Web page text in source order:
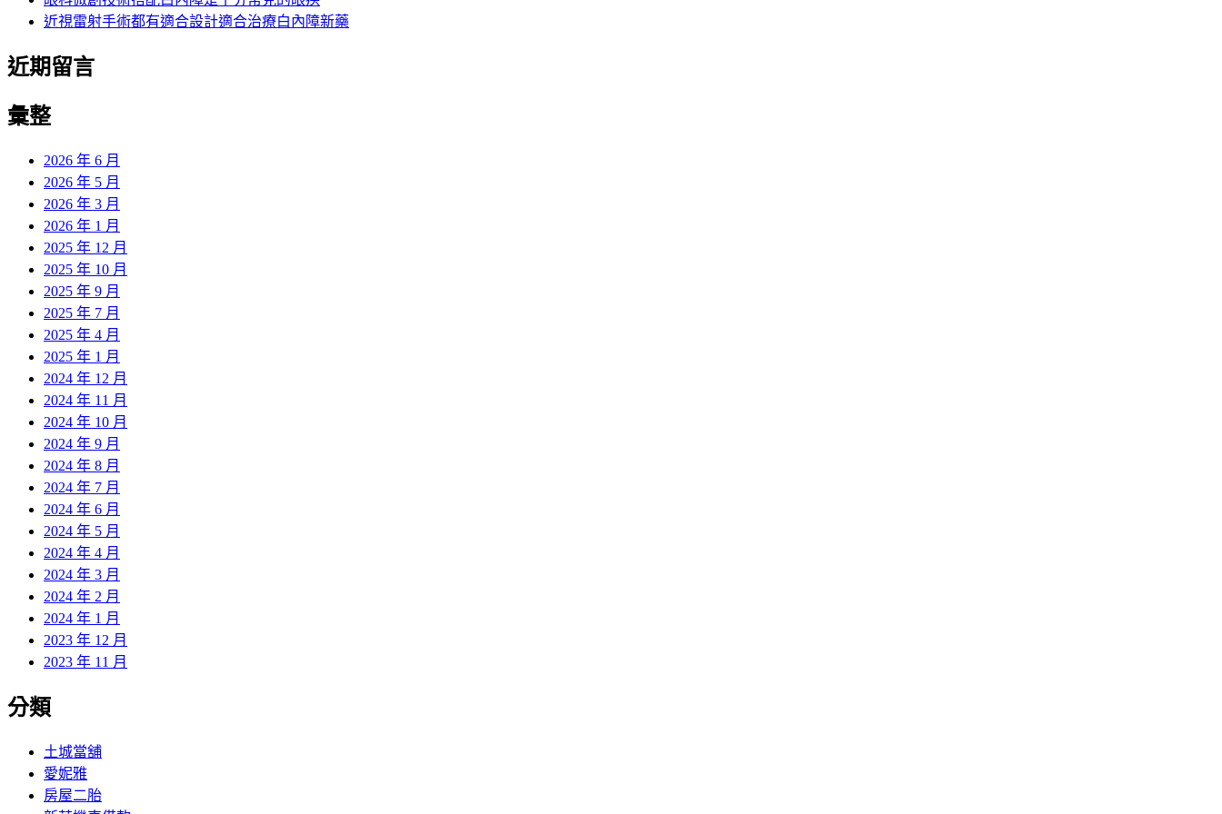
近視雷射手術都有適合設計適合治療白內障新藥
近期留言
彙整
2026 年 6 月
2026 年 5 月
2026 年 3 月
2026 年 1 月
2025 年 12 月
2025 年 10 月
2025 年 9 月
2025 年 7 月
2025 年 4 月
2025 年 1 月
2024 年 12 月
2024 年 11 月
2024 年 10 月
2024 年 9 月
2024 年 8 月
2024 年 7 月
2024 年 6 月
2024 年 5 月
2024 年 4 月
2024 年 3 月
2024 年 2 月
2024 年 1 月
2023 年 12 月
2023 年 11 月
分類
土城當舖
愛妮雅
房屋二胎